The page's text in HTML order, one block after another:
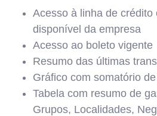
Acesso à linha de
disponível da empresa
Acesso ao boleto vigente
Resumo das últimas
Gráfico com somatório
Tabela com resumo de
Grupos, Localidades,